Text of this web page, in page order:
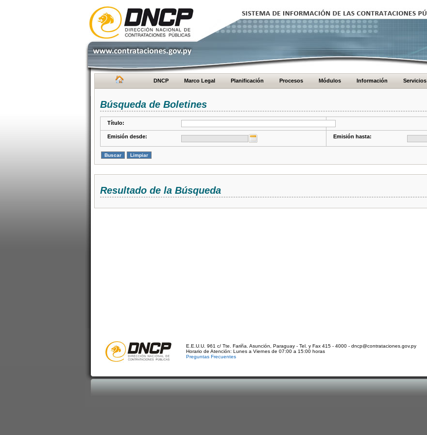
DNCP Marco Legal Planificación Procesos Módulos Información Servicios
Búsqueda de Boletines
Título:
Emisión desde: Emisión hasta:
Resultado de la Búsqueda
E.E.U.U. 961 c/ Tte. Fariña. Asunción, Paraguay - Tel. y Fax 415 - 4000 - dncp@contrataciones.gov.py
Horario de Atención: Lunes a Viernes de 07:00 a 15:00 horas
Preguntas Frecuentes